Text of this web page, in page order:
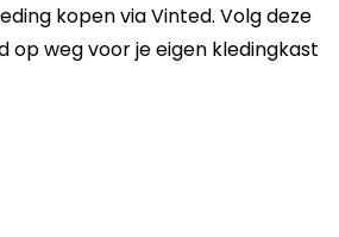
kopen via Vinted. Volg deze
op weg voor je eigen kledingkast